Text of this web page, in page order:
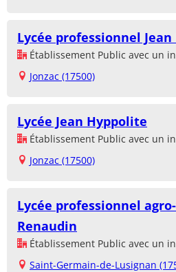
Lycée professionnel
Établissement Public avec un
Jonzac (17500)
Lycée Jean Hyppolite
Établissement Public avec un
Jonzac (17500)
Lycée professionnel
Renaudin
Établissement Public avec un
Saint-Germain-de-Lusignan